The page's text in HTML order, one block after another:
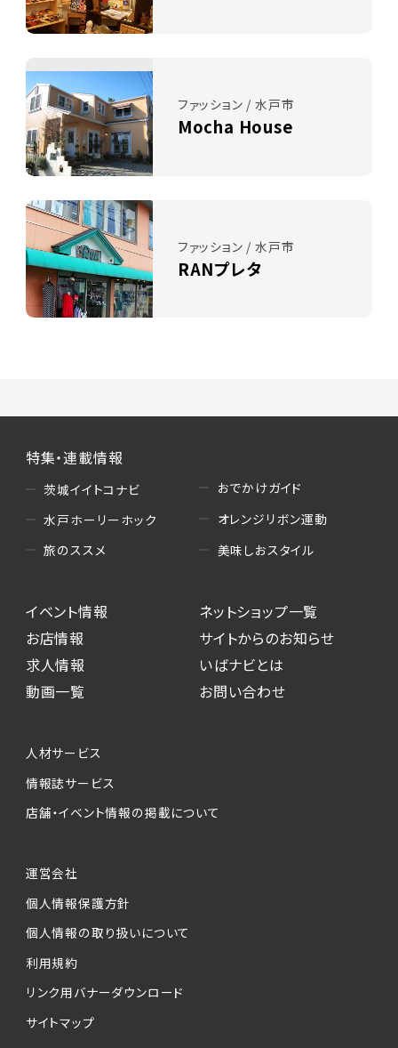
ファッション / 水戸市
Mocha House
ファッション / 水戸市
RANプレタ
特集・連載情報
茨城イイトコナビ
水戸ホーリーホック
旅のススメ
おでかけガイド
オレンジリボン運動
美味しおスタイル
イベント情報
お店情報
求人情報
動画一覧
ネットショップ一覧
サイトからのお知らせ
いばナビとは
お問い合わせ
人材サービス
情報誌サービス
店舗・イベント情報の掲載について
運営会社
個人情報保護方針
個人情報の取り扱いについて
利用規約
リンク用バナーダウンロード
サイトマップ